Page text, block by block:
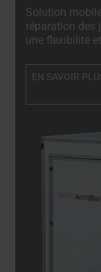
Solution
réparation des
une flexibilité
techniciens
qualité
temps d'arrêt
EN SAVOIR